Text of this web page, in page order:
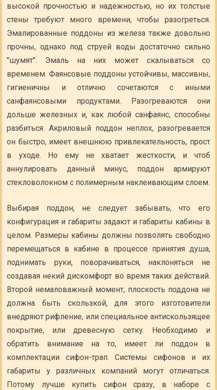
высокой прочностью и надежностью, но их толстые
стены требуют много времени, чтобы разогреться.
Эмалированные поддоны из железа также довольно
прочны, однако под струей воды достаточно сильно
"шумят". Эмаль на них может скалываться со
временем. Фаянсовые поддоны устойчивы, массивны,
гигиеничны и отлично сочетаются с иными
санфаянсовыми продуктами. Разогреваются они
дольше железных и, как любой санфаянс, способны
разбиться. Акриловый поддон неплох, разогревается
он быстро, имеет внешнюю привлекательность, прост
в уходе. Но ему не хватает жесткости, и чтоб
аннулировать данный минус, поддон армируют
стекловолокном с полимерным наклеивающим слоем.
Выбирая поддон, не следует забывать, что его
конфигурация и габариты задают и габариты кабины в
целом. Размеры кабины должны позволять свободно
перемещаться в кабине в процессе принятия душа,
поднимать руки, поворачиваться, наклоняться не
создавая некий дискомфорт во время таких действий.
Второй немаловажный момент, плоскость поддона не
должна быть скользкой, для этого изготовители
внедряют рифление, или специальное антискользящее
покрытие, или древесную сетку. Необходимо и
обратить внимание на то, имеет ли поддон в
комплектации сифон-трап. Системы сифонов и их
габариты у различных компаний могут отличаться.
Потому лучше купить сифон сразу, в наборе с